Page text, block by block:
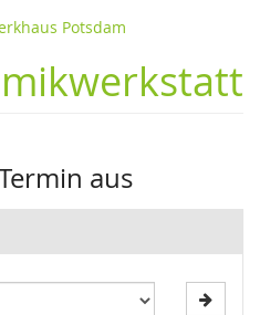
Potsdam
aus